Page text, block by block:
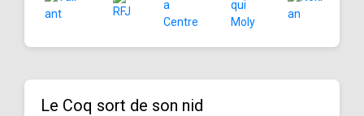
Le Coq sort de son nid